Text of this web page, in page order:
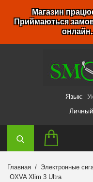
Магазин
Приймаються
Язык:
Главная Электронные
OXVA Xlim 3 Ultra